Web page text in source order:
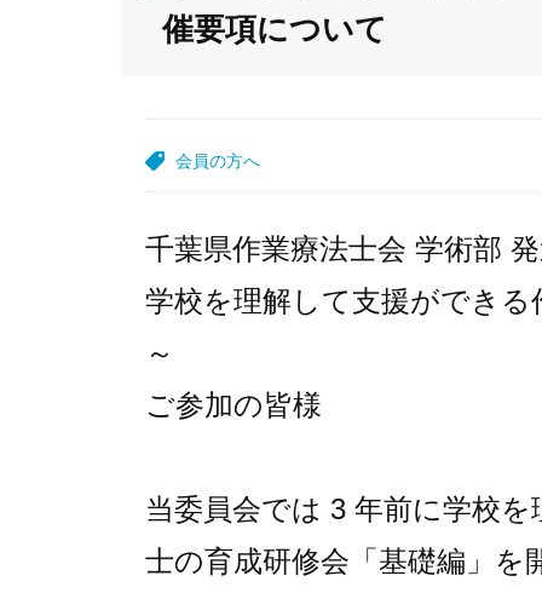
催要項について
会員の方へ
千葉県作業療法士会 学術部
学校を理解して支援ができ
～
ご参加の皆様
当委員会では 3 年前に学校
士の育成研修会「基礎編」を